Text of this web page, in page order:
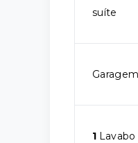
suíte
1 Lavabo